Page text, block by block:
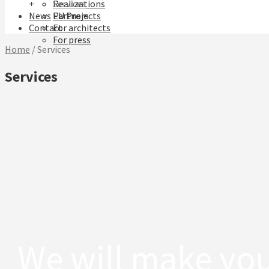
Realizations
EU Projects
Services
Partners
For architects
For press
+
News
Contact
Home /Services
Services